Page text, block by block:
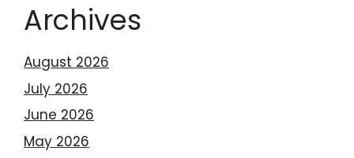
Archives
August 2026
July 2026
June 2026
May 2026